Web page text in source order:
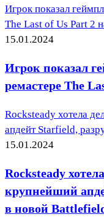
Игрок показал
The Last of Us Part 2
15.01.2024
Игрок показал
ремастере The
Rocksteady хотела
апдейт Starfield,
15.01.2024
Rocksteady
крупнейший
в новой